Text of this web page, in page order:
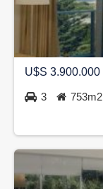
U$S 3.900.000
3 753m2